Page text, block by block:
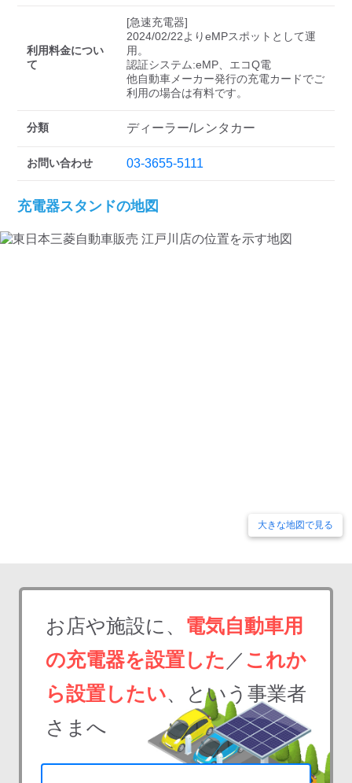
検索する
利用料金につい
て
[急速充電器]
2024/02/22よりeMPスポットとして運
用。
認証システム:eMP、エコQ電
他自動車メーカー発行の充電カードでご
分類 ディーラー/レンタカー
お問い合わせ 03-3655-5111
充電器スタンドの地図
大きな地図で見る
お店や施設に、 電気自動車用
の充電器を設置した ／ これか
ら設置したい、という事業者
さまへ